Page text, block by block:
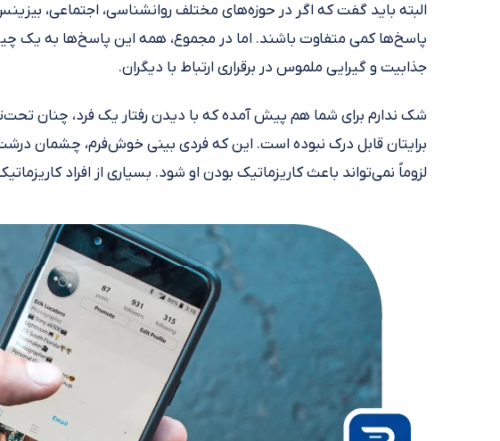
البته باید گفت که اگر در حوزه‌های مختلف روانشناسی، اجتماعی،
پاسخ‌ها کمی متفاوت باشند. اما در مجموع، همه این پاسخ‌ها به یک
جذابیت و گیرایی ملموس در برقراری ارتباط با دیگران.
شک ندارم برای شما هم پیش آمده که با دیدن رفتار یک فرد، چنان
برایتان قابل درک نبوده است. این که فردی بینی خوش‌فرم، چشمان
لزوماً نمی‌تواند باعث کاریزماتیک بودن او شود. بسیاری از افراد